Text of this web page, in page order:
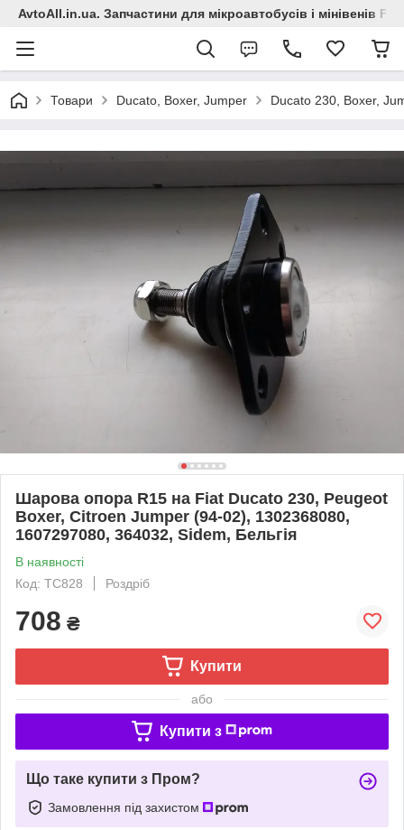
AvtoAll.in.ua. Запчастини для мікроавтобусів і мінівенів
Товари Ducato, Boxer, Jumper Ducato 230, Boxer,
Шарова опора R15 на Fiat Ducato 230, Peugeot
Boxer, Citroen Jumper (94-02), 1302368080,
1607297080, 364032, Sidem, Бельгія
В наявності
Код: TC828
Роздріб
708 ₴
Купити
або
Купити з
Що таке купити з Пром?
Замовлення під захистом